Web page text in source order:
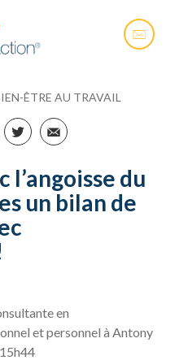
ÊTRE AU TRAVAIL
l’angoisse du
un bilan de
en
et personnel à Antony